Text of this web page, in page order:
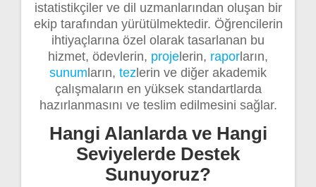
istatistikçiler ve dil uzmanlarından oluşan bir
ekip tarafından yürütülmektedir. Öğrencilerin
ihtiyaçlarına özel olarak tasarlanan bu
hizmet, ödevlerin, proje lerin, rapor ların,
sunum ların, tez lerin ve diğer akademik
çalışmaların en yüksek standartlarda
hazırlanmasını ve teslim edilmesini sağlar.
Hangi Alanlarda ve Hangi
Seviyelerde Destek
Sunuyoruz?